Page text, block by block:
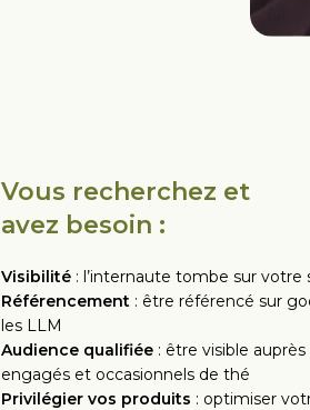
Vous recherchez et
avez besoin :
Visibilité : l’internaute tombe sur
Référencement : être référencé sur
les LLM
Audience qualifiée : être visible
engagés et occasionnels de thé
Privilégier vos produits : optimiser